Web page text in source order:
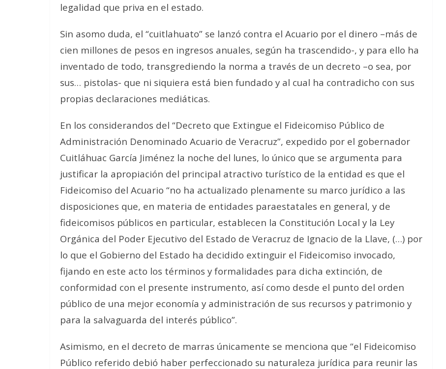
legalidad que priva en el estado.
Sin asomo duda, el “cuitlahuato” se lanzó contra el Acuario por el dinero –más de
cien millones de pesos en ingresos anuales, según ha trascendido-, y para ello ha
inventado de todo, transgrediendo la norma a través de un decreto –o sea, por
sus… pistolas- que ni siquiera está bien fundado y al cual ha contradicho con sus
propias declaraciones mediáticas.
En los considerandos del “Decreto que Extingue el Fideicomiso Público de
Administración Denominado Acuario de Veracruz”, expedido por el gobernador
Cuitláhuac García Jiménez la noche del lunes, lo único que se argumenta para
justificar la apropiación del principal atractivo turístico de la entidad es que el
Fideicomiso del Acuario “no ha actualizado plenamente su marco jurídico a las
disposiciones que, en materia de entidades paraestatales en general, y de
fideicomisos públicos en particular, establecen la Constitución Local y la Ley
Orgánica del Poder Ejecutivo del Estado de Veracruz de Ignacio de la Llave, (…) por
lo que el Gobierno del Estado ha decidido extinguir el Fideicomiso invocado,
fijando en este acto los términos y formalidades para dicha extinción, de
conformidad con el presente instrumento, así como desde el punto del orden
público de una mejor economía y administración de sus recursos y patrimonio y
para la salvaguarda del interés público”.
Asimismo, en el decreto de marras únicamente se menciona que “el Fideicomiso
Público referido debió haber perfeccionado su naturaleza jurídica para reunir las